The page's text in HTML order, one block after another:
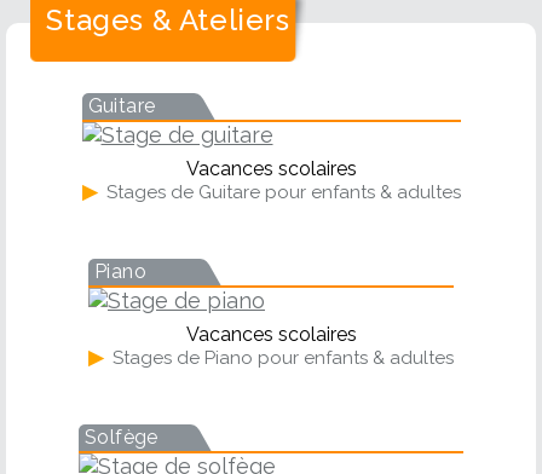
Stages & Ateliers
Guitare
Vacances scolaires
▶ Stages de Guitare pour enfants & adultes
Piano
Vacances scolaires
▶ Stages de Piano pour enfants & adultes
Solfège